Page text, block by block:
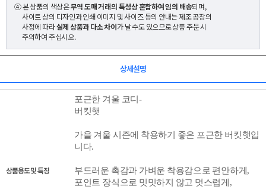
④ 본 상품의 색상은무역 도매 거래의 특성상 혼합하여 임의 배송되며,
사이트 상의 디자인과 인쇄 이미지 및 사이즈 등의 안내는 제조 공장의
사정에 따라실제 상품과 다소 차이가 날 수도 있으므로 상품 주문 시
주의하여 주십시오.
상세설명
상품용도 및 특징
포근한 겨울 코디-
버킷햇
가을 겨울 시즌에 착용하기 좋은 포근한 버킷햇입
니다.
부드러운 촉감과 가벼운 착용감으로 편안하게,
포인트 장식으로 밋밋하지 않고 멋스럽게,